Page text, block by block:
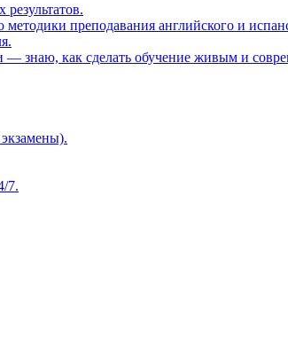
преподавания английского и
знаю, как сделать обучение живым и
7.